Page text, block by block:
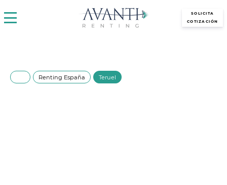
SOLICITA
COTIZACIÓN
Renting España Teruel